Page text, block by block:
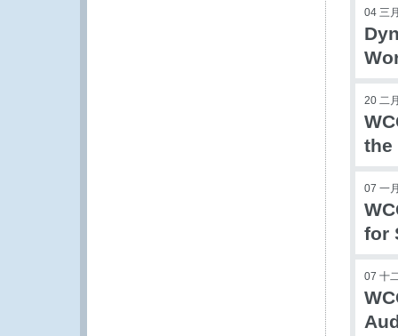
04 三
20 二
the
07 一
for
07 十